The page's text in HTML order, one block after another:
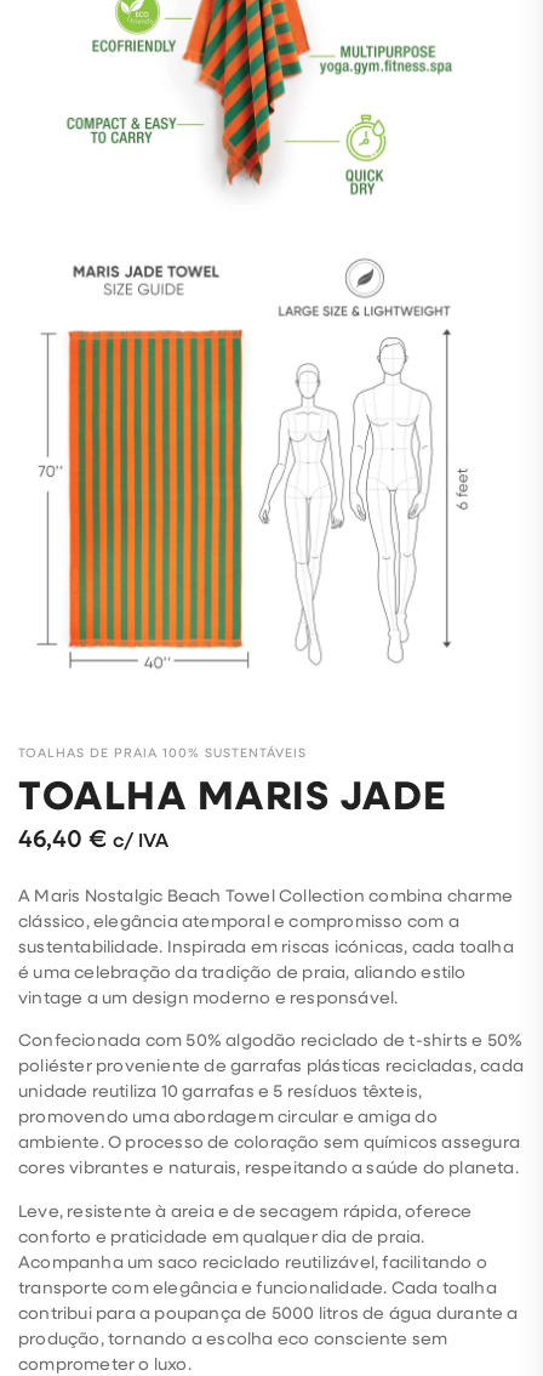
TOALHAS DE PRAIA 100% SUSTENTÁVEIS
TOALHA MARIS JADE
46,40 € c/ IVA
A Maris Nostalgic Beach Towel Collection combina charme
clássico, elegância atemporal e compromisso com a
sustentabilidade. Inspirada em riscas icónicas, cada toalha
é uma celebração da tradição de praia, aliando estilo
vintage a um design moderno e responsável.
Confecionada com 50% algodão reciclado de t-shirts e 50%
poliéster proveniente de garrafas plásticas recicladas, cada
unidade reutiliza 10 garrafas e 5 resíduos têxteis,
promovendo uma abordagem circular e amiga do
ambiente. O processo de coloração sem químicos assegura
cores vibrantes e naturais, respeitando a saúde do planeta.
Leve, resistente à areia e de secagem rápida, oferece
conforto e praticidade em qualquer dia de praia.
Acompanha um saco reciclado reutilizável, facilitando o
transporte com elegância e funcionalidade. Cada toalha
contribui para a poupança de 5000 litros de água durante a
produção, tornando a escolha eco consciente sem
comprometer o luxo.